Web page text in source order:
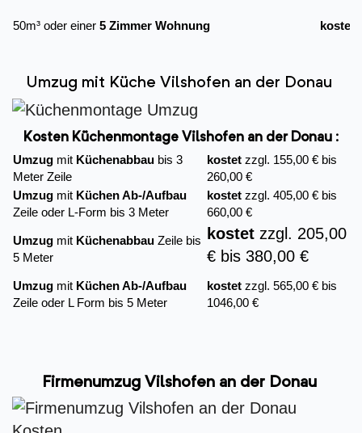
50m³ oder einer 5 Zimmer Wohnung kostet
Umzug mit Küche Vilshofen an der Donau
Kosten Küchenmontage Vilshofen an der Donau :
Umzug mit Küchenabbau bis 3
Meter Zeile
kostet zzgl. 155,00 € bis
260,00 €
Umzug mit Küchen Ab-/Aufbau
Zeile oder L-Form bis 3 Meter
kostet zzgl. 405,00 € bis
660,00 €
Umzug mit Küchenabbau Zeile bis
5 Meter
kostet zzgl. 205,00
€ bis 380,00 €
Umzug mit Küchen Ab-/Aufbau
Zeile oder L Form bis 5 Meter
kostet zzgl. 565,00 € bis
1046,00 €
Firmenumzug Vilshofen an der Donau